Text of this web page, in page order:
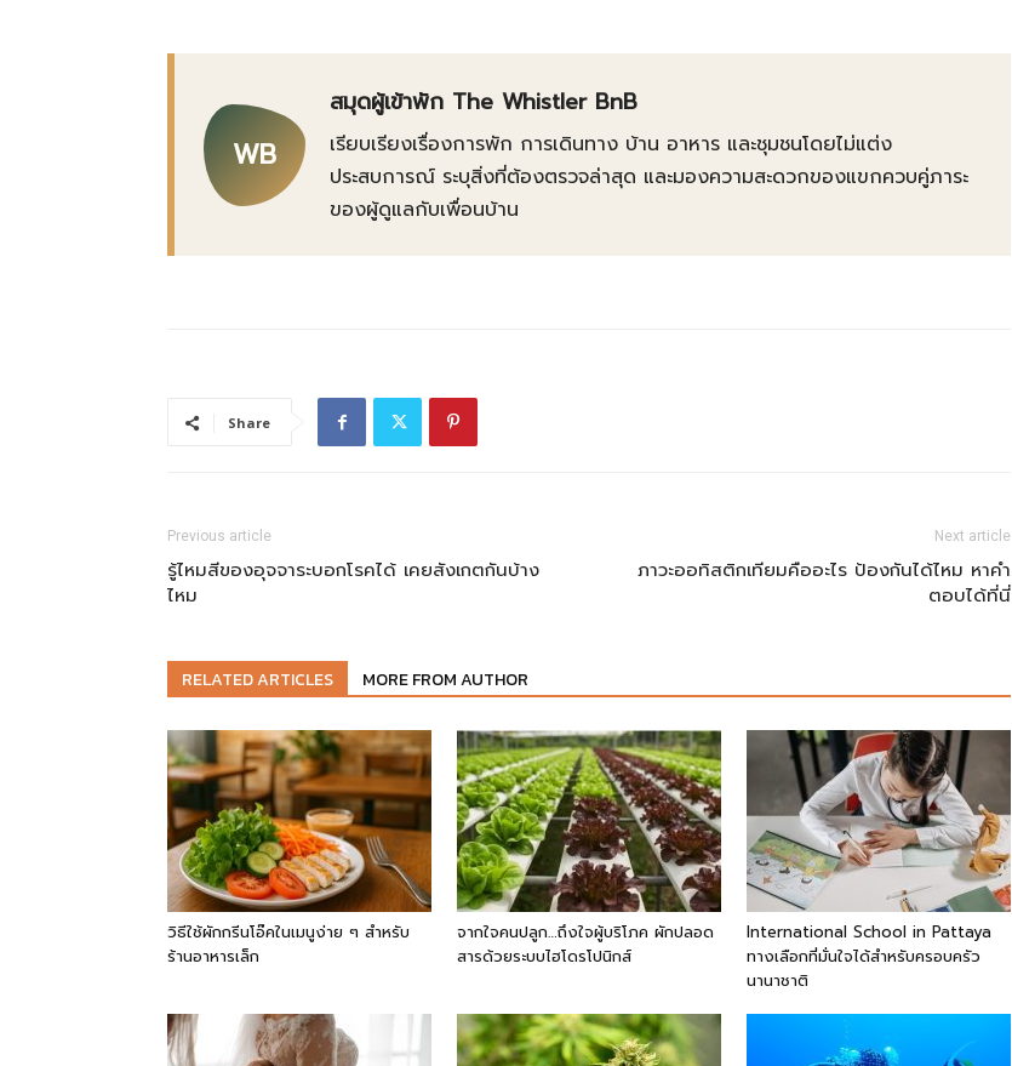
WB
สมุดผู้เข้าพัก The Whistler BnB
เรียบเรียงเรื่องการพัก การเดินทาง บ้าน อาหาร และชุมชนโดยไม่แต่ง
ประสบการณ์ ระบุสิ่งที่ต้องตรวจล่าสุด และมองความสะดวกของแขกควบคู่ภาระ
ของผู้ดูแลกับเพื่อนบ้าน
Share
Previous article
รู้ไหมสีของอุจจาระบอกโรคได้ เคยสังเกตกันบ้าง
ไหม
Next article
ภาวะออทิสติกเทียมคืออะไร ป้องกันได้ไหม หาคำ
ตอบได้ที่นี่
RELATED ARTICLES MORE FROM AUTHOR
วิธีใช้ผักกรีนโอ๊คในเมนูง่าย ๆ สำหรับ
ร้านอาหารเล็ก
จากใจคนปลูก…ถึงใจผู้บริโภค ผักปลอด
สารด้วยระบบไฮโดรโปนิกส์
International School in Pattaya
ทางเลือกที่มั่นใจได้สำหรับครอบครัว
นานาชาติ